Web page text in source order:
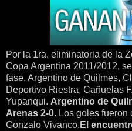
Por la 1ra. eliminatoria de la
Copa Argentina 2011/2012,
fase, Argentino de Quilmes,
Deportivo Riestra, Cañuelas
Yupanqui. Argentino de
Arenas 2-0. Los goles
Gonzalo Vivanco. El